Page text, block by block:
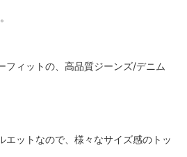
フィットの、高品質ジーンズ/デニム
エットなので、様々なサイズ感のトッ